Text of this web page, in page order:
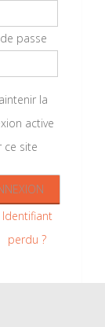
passe
la
active
ce site
Identifiant
perdu ?